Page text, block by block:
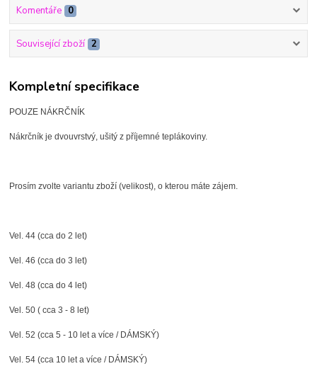
Komentáře 0
Související zboží 2
Kompletní specifikace
POUZE NÁKRČNÍK
Nákrčník je dvouvrstvý, ušitý z příjemné teplákoviny.
Prosím zvolte variantu zboží (velikost), o kterou máte zájem.
Vel. 44 (cca do 2 let)
Vel. 46 (cca do 3 let)
Vel. 48 (cca do 4 let)
Vel. 50 ( cca 3 - 8 let)
Vel. 52 (cca 5 - 10 let a více / DÁMSKÝ)
Vel. 54 (cca 10 let a více / DÁMSKÝ)